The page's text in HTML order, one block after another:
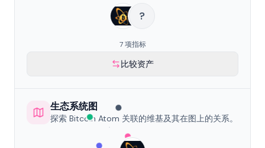
?
7 项指标
比较资产
生态系统图
探索 Bitcoin Atom 关联的维基及其在图上的关系。